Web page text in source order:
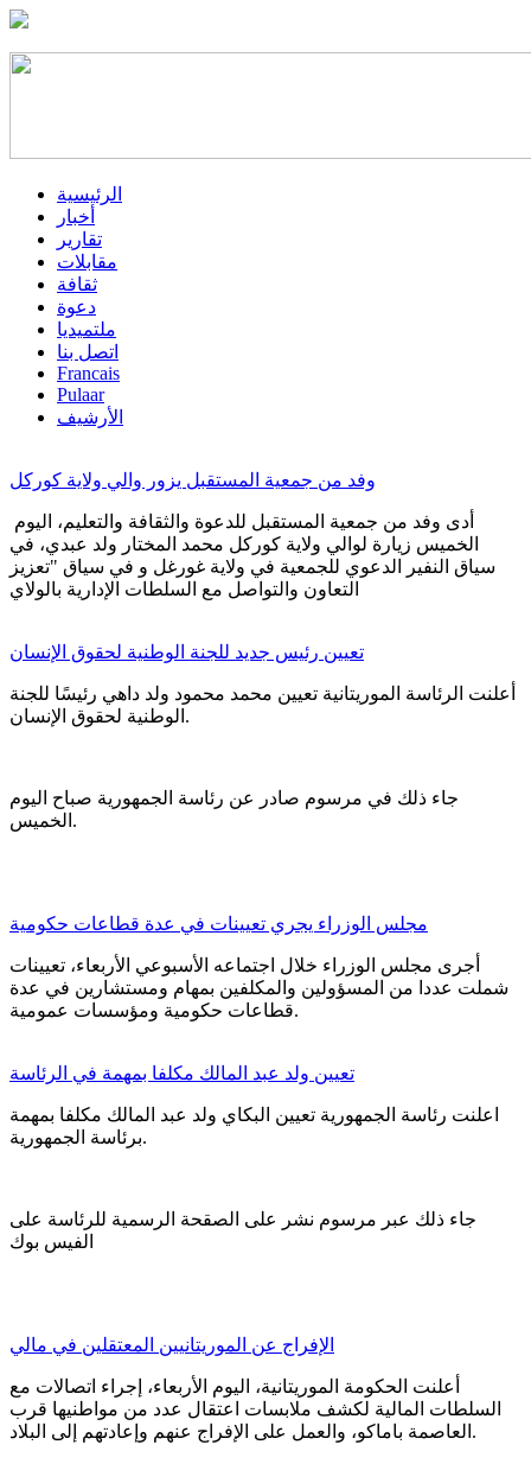
الرئيسية
أخبار
تقارير
مقابلات
ثقافة
دعوة
ملتميديا
اتصل بنا
Francais
Pulaar
الأرشيف
وفد من جمعية المستقبل يزور والي ولاية كوركل
الخميس زيارة لوالي ولاية كوركل محمد المختار ولد عبدي، في
سياق النفير الدعوي للجمعية في ولاية غورغل و في سياق "تعزيز
التعاون والتواصل مع السلطات الإدارية بالولاي
تعيين رئيس جديد للجنة الوطنية لحقوق الإنسان
أعلنت الرئاسة الموريتانية تعيين محمد محمود ولد داهي رئيسًا للجنة
الوطنية لحقوق الإنسان.
جاء ذلك في مرسوم صادر عن رئاسة الجمهورية صباح اليوم
الخميس.
مجلس الوزراء يجري تعيينات في عدة قطاعات حكومية
أجرى مجلس الوزراء خلال اجتماعه الأسبوعي الأربعاء، تعيينات
شملت عددا من المسؤولين والمكلفين بمهام ومستشارين في عدة
قطاعات حكومية ومؤسسات عمومية.
تعيين ولد عبد المالك مكلفا بمهمة في الرئاسة
اعلنت رئاسة الجمهورية تعيين البكاي ولد عبد المالك مكلفا بمهمة
برئاسة الجمهورية.
جاء ذلك عبر مرسوم نشر على الصقحة الرسمية للرئاسة على
الفيس بوك
الإفراج عن الموريتانيين المعتقلين في مالي
أعلنت الحكومة الموريتانية، اليوم الأربعاء، إجراء اتصالات مع
السلطات المالية لكشف ملابسات اعتقال عدد من مواطنيها قرب
العاصمة باماكو، والعمل على الإفراج عنهم وإعادتهم إلى البلاد.